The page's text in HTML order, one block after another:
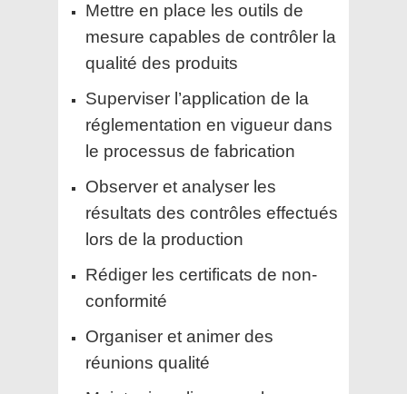
Mettre en place les outils de
mesure capables de contrôler la
qualité des produits
Superviser l’application de la
réglementation en vigueur dans
le processus de fabrication
Observer et analyser les
résultats des contrôles effectués
lors de la production
Rédiger les certificats de non-
conformité
Organiser et animer des
réunions qualité